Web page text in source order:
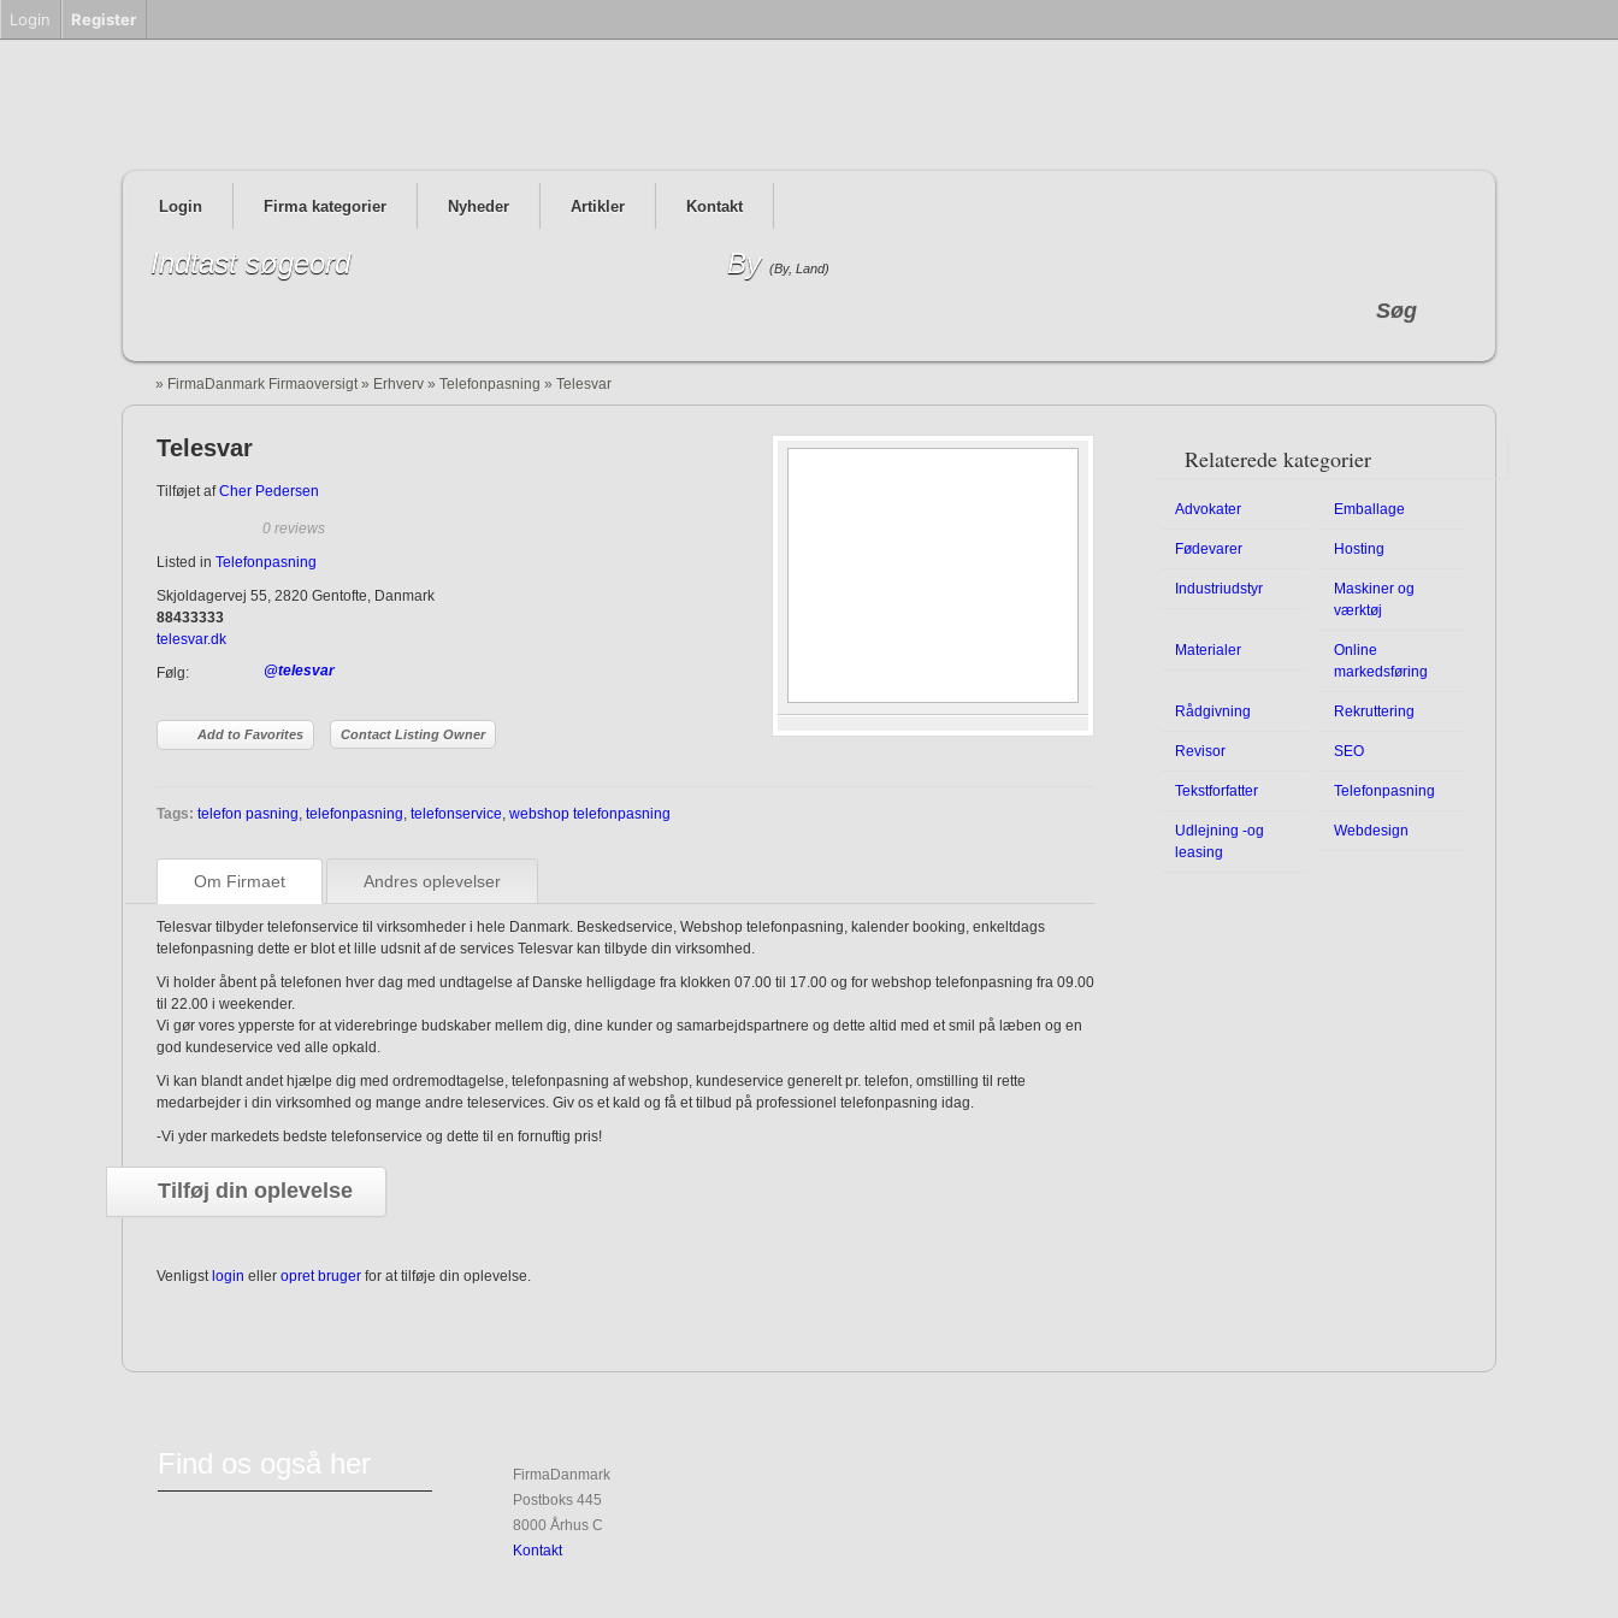
Login Firma kategorier Nyheder Artikler Kontakt
Indtast søgeord By (By, Land)
Søg
» FirmaDanmark Firmaoversigt » Erhverv » Telefonpasning » Telesvar
Telesvar
Tilføjet afCher Pedersen
0 reviews
Listed in Telefonpasning
Skjoldagervej 55, 2820 Gentofte, Danmark
88433333
telesvar.dk
Følg:
@telesvar
Add to Favorites Contact Listing Owner
Tags: telefon pasning, telefonpasning, telefonservice, webshop telefonpasning
Om Firmaet Andres oplevelser
Telesvar tilbyder telefonservice til virksomheder i hele Danmark. Beskedservice, Webshop telefonpasning, kalender booking, enkeltdags
telefonpasning dette er blot et lille udsnit af de services Telesvar kan tilbyde din virksomhed.
Vi holder åbent på telefonen hver dag med undtagelse af Danske helligdage fra klokken 07.00 til 17.00 og for webshop telefonpasning fra 09.00
til 22.00 i weekender.
Vi gør vores ypperste for at viderebringe budskaber mellem dig, dine kunder og samarbejdspartnere og dette altid med et smil på læben og en
god kundeservice ved alle opkald.
Vi kan blandt andet hjælpe dig med ordremodtagelse, telefonpasning af webshop, kundeservice generelt pr. telefon, omstilling til rette
medarbejder i din virksomhed og mange andre teleservices. Giv os et kald og få et tilbud på professionel telefonpasning idag.
-Vi yder markedets bedste telefonservice og dette til en fornuftig pris!
Tilføj din oplevelse
Venligst login eller opret bruger for at tilføje din oplevelse.
Relaterede kategorier
Advokater Emballage
Fødevarer Hosting
Industriudstyr
Maskiner og
værktøj
Materialer
Online
markedsføring
Rådgivning Rekruttering
Revisor SEO
Tekstforfatter Telefonpasning
Udlejning -og
leasing
Webdesign
Find os også her
FirmaDanmark
Postboks 445
8000 Århus C
Kontakt
Login Register